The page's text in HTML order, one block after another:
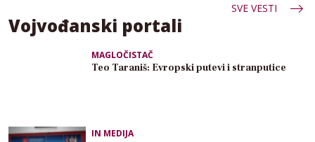
SVE VESTI
Vojvođanski portali
MAGLOČISTAČ
Teo Taraniš: Evropski putevi i stranputice
IN MEDIJA